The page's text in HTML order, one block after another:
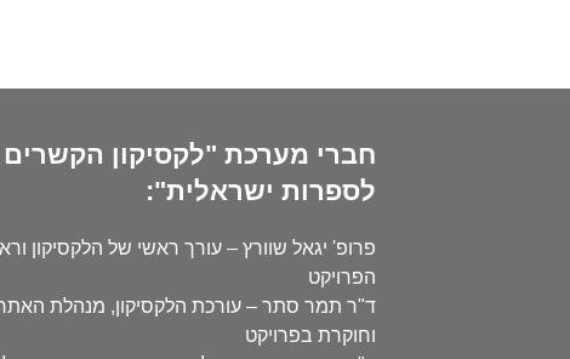
חברי מערכת "לקסיקון הקשרים
לספרות ישראלית":
פרופ' יגאל שוורץ – עורך ראשי של הלקסיקון
הפרויקט
ד"ר תמר סתר – עורכת הלקסיקון, מנהלת
וחוקרת בפרויקט